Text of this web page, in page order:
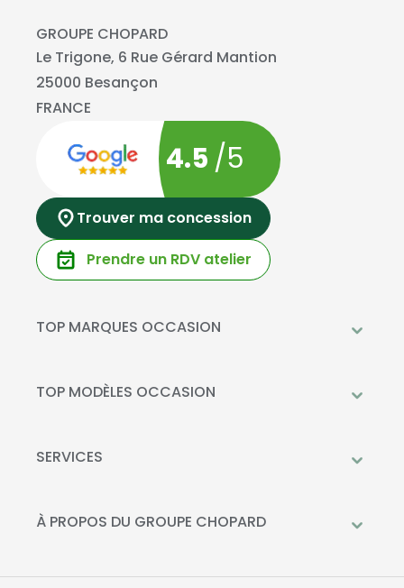
GROUPE CHOPARD
Le Trigone, 6 Rue Gérard Mantion
25000 Besançon
FRANCE
4.5 /5
Trouver ma concession
Prendre un RDV atelier
TOP MARQUES OCCASION
Mercedes-Benz
Kia
TOP MODÈLES OCCASION
Peugeot 208
SERVICES
Livraison à domicile
La Recharge Chopard
À PROPOS DU GROUPE CHOPARD
Nos concessions